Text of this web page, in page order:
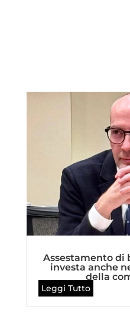
Assestamento di
investa anche
della
Leggi Tutto